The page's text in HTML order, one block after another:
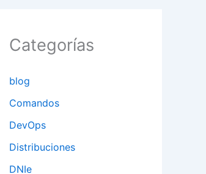
Categorías
blog
Comandos
DevOps
Distribuciones
DNIe